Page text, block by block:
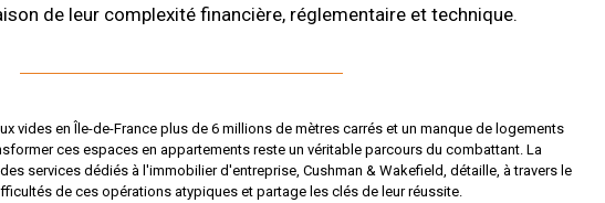
de leur complexité financière, réglementaire et technique.
vides en Île-de-France plus de 6 millions de mètres carrés et un manque de logements
ces espaces en appartements reste un véritable parcours du combattant. La
services dédiés à l'immobilier d'entreprise, Cushman & Wakefield, détaille, à travers le
de ces opérations atypiques et partage les clés de leur réussite.